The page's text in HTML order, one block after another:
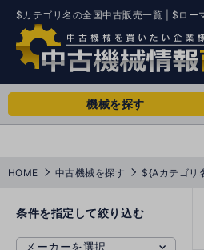
$カテゴリ名の全国中古販売一覧 | $ロー
機械を探す
HOME 中古機械を探す ${Aカテゴリ
条件を指定して絞り込む